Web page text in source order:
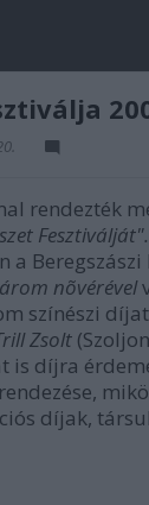
rendezték
Fesztiválját".
a Beregszászi
nõvérével
színészi
Zsolt
is díjra
rendezése,
díjak,